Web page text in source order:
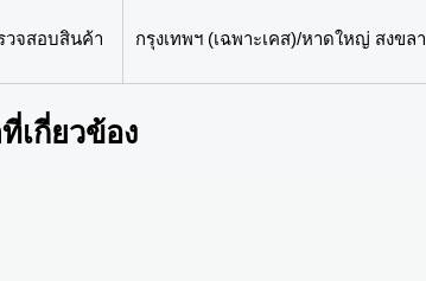
วจสอบสินค้า กรุงเทพฯ (เฉพาะเคส)/หาดใหญ่ สงขลา
เกี่ยวข้อง